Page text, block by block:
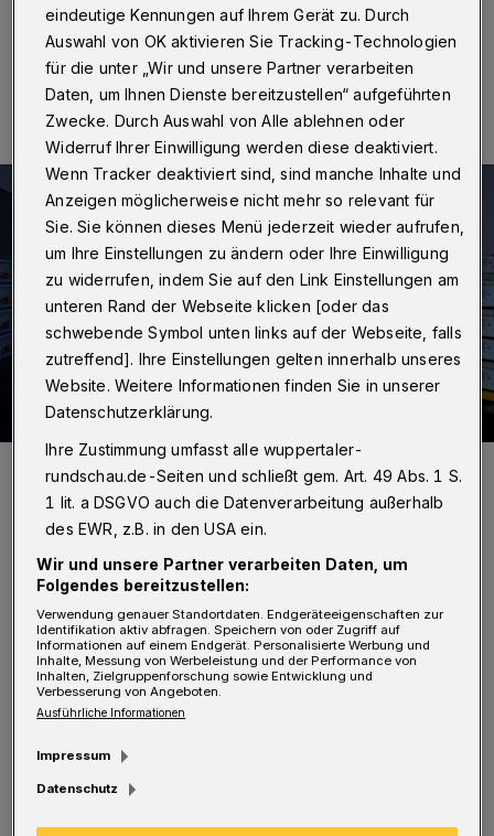
04.12.2022 , 20:00 Uhr Eine Minute Lesezeit
Prof. Dr. Ullrich Pfeiffer, Leiter des Lehrstuhls für
Hochfrequenzsysteme in der Kommunikationstechnik an der
Bergischen Universität.
Foto: Bergische Uni
I m November startete das durch die
Deutsche Forschungsgemeinschaft (DFG)
Erforschung von 6G/THz
Hochgeschwindigkeitssystemen an der
Fakultät für Elektrotechnik,
eindeutige Kennungen auf Ihrem Gerät zu. Durch
Auswahl von OK aktivieren Sie Tracking-Technologien
für die unter „Wir und unsere Partner verarbeiten
Daten, um Ihnen Dienste bereitzustellen“ aufgeführten
Zwecke. Durch Auswahl von Alle ablehnen oder
Widerruf Ihrer Einwilligung werden diese deaktiviert.
Wenn Tracker deaktiviert sind, sind manche Inhalte und
Anzeigen möglicherweise nicht mehr so relevant für
Sie. Sie können dieses Menü jederzeit wieder aufrufen,
um Ihre Einstellungen zu ändern oder Ihre Einwilligung
zu widerrufen, indem Sie auf den Link Einstellungen am
unteren Rand der Webseite klicken [oder das
schwebende Symbol unten links auf der Webseite, falls
zutreffend]. Ihre Einstellungen gelten innerhalb unseres
Website. Weitere Informationen finden Sie in unserer
Datenschutzerklärung.
Ihre Zustimmung umfasst alle wuppertaler-
rundschau.de-Seiten und schließt gem. Art. 49 Abs. 1 S.
1 lit. a DSGVO auch die Datenverarbeitung außerhalb
des EWR, z.B. in den USA ein.
Wir und unsere Partner verarbeiten Daten, um
Folgendes bereitzustellen:
Verwendung genauer Standortdaten. Endgeräteeigenschaften zur
Identifikation aktiv abfragen. Speichern von oder Zugriff auf
Informationen auf einem Endgerät. Personalisierte Werbung und
Inhalte, Messung von Werbeleistung und der Performance von
Inhalten, Zielgruppenforschung sowie Entwicklung und
Verbesserung von Angeboten.
Ausführliche Informationen
Impressum
Datenschutz